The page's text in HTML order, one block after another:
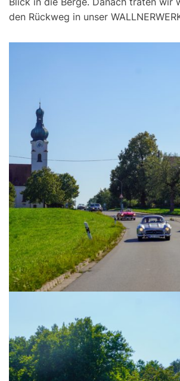
den Rückweg in unser